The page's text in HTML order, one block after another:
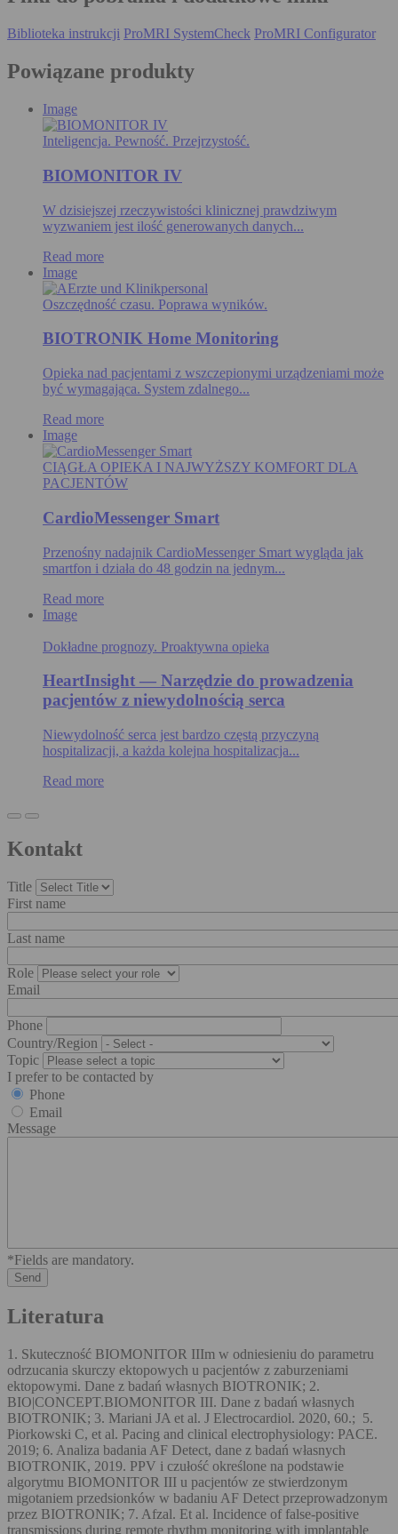
Biblioteka instrukcji ProMRI SystemCheck ProMRI Configurator
Powiązane produkty
Image
Inteligencja. Pewność. Przejrzystość.
BIOMONITOR IV
W dzisiejszej rzeczywistości klinicznej prawdziwym
wyzwaniem jest ilość generowanych danych...
Read more
Image
Oszczędność czasu. Poprawa wyników.
BIOTRONIK Home Monitoring
Opieka nad pacjentami z wszczepionymi urządzeniami może
być wymagająca. System zdalnego...
Read more
Image
CIĄGŁA OPIEKA I NAJWYŻSZY KOMFORT DLA
PACJENTÓW
CardioMessenger Smart
Przenośny nadajnik CardioMessenger Smart wygląda jak
smartfon i działa do 48 godzin na jednym...
Read more
Image
Dokładne prognozy. Proaktywna opieka
HeartInsight — Narzędzie do prowadzenia
pacjentów z niewydolnością serca
Niewydolność serca jest bardzo częstą przyczyną
hospitalizacji, a każda kolejna hospitalizacja...
Read more
Kontakt
Title
First name
Last name
Role
Email
Phone
Country/Region
Topic
I prefer to be contacted by
Phone
Email
Message
*Fields are mandatory.
Literatura
1. Skuteczność BIOMONITOR IIIm w odniesieniu do parametru
odrzucania skurczy ektopowych u pacjentów z zaburzeniami
ektopowymi. Dane z badań własnych BIOTRONIK; 2.
BIO|CONCEPT.BIOMONITOR III. Dane z badań własnych
BIOTRONIK; 3. Mariani JA et al. J Electrocardiol. 2020, 60.; 5.
Piorkowski C, et al. Pacing and clinical electrophysiology: PACE.
2019; 6. Analiza badania AF Detect, dane z badań własnych
BIOTRONIK, 2019. PPV i czułość określone na podstawie
algorytmu BIOMONITOR III u pacjentów ze stwierdzonym
migotaniem przedsionków w badaniu AF Detect przeprowadzonym
przez BIOTRONIK; 7. Afzal. Et al. Incidence of false-positive
transmissions during remote rhythm monitoring with implantable